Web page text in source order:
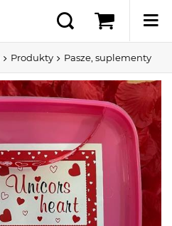
Produkty Pasze, suplementy i